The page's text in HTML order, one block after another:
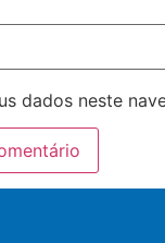
dados neste